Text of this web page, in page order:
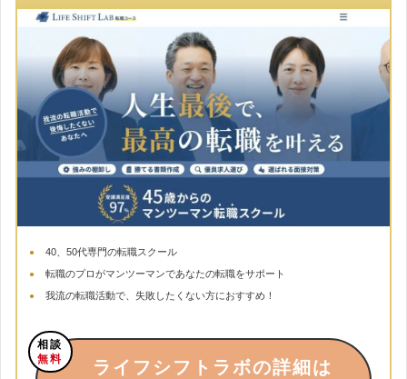
40、50代専門の転職スクール
転職のプロがマンツーマンであなたの転職をサポート
我流の転職活動で、失敗したくない方におすすめ！
相談
無料
ライフシフトラボの詳細は